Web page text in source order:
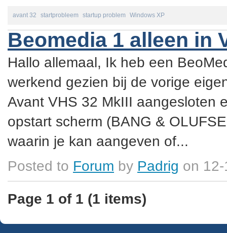
avant 32 startprobleem startup problem Windows XP
Beomedia 1 alleen in
Hallo allemaal, Ik heb een
werkend gezien bij de vorige
Avant VHS 32 MkIII aangesloten
opstart scherm (BANG &
waarin je kan aangeven of...
Posted to Forum by Padrig on
Page 1 of 1 (1 items)